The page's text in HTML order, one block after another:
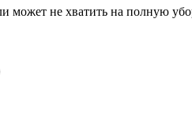
может не хватить на полную